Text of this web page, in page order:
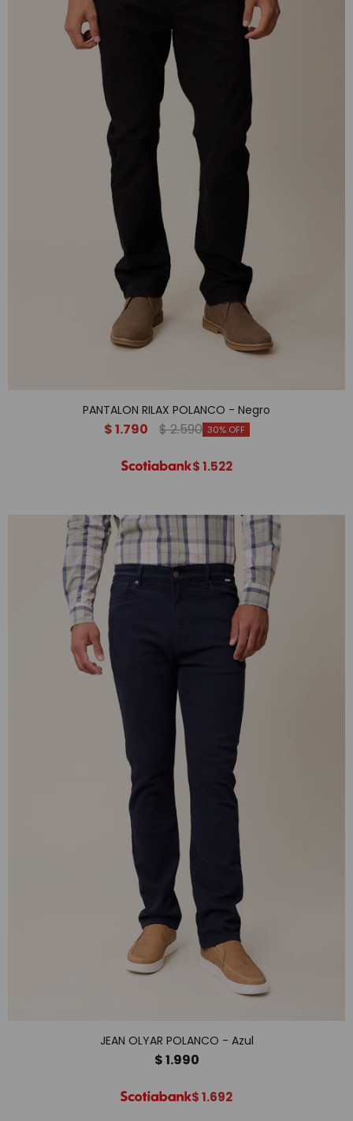
PANTALON RILAX POLANCO - Negro
$1.790 $2.590 30
$1.522
JEAN OLYAR POLANCO - Azul
$1.990
$1.692